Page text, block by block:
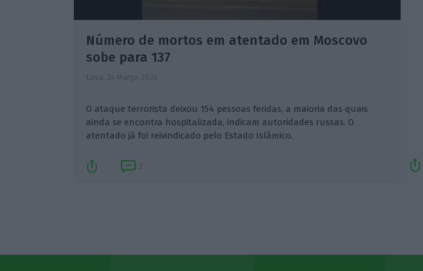
Número de mortos em atentado em Moscovo
sobe para 137
Lusa, 24 Março 2024
O ataque terrorista deixou 154 pessoas feridas, a maioria das quais
ainda se encontra hospitalizada, indicam autoridades russas. O
atentado já foi reivindicado pelo Estado Islâmico.